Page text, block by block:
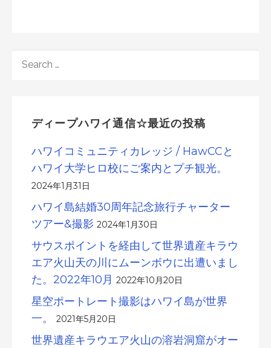
FOR:
ディープハワイ通信☆最近の投稿
ハワイコミュニティカレッジ / HawCCと
ハワイ大学ヒロ校にご案内とプチ観光。
2024年1月31日
ハワイ島結婚30周年記念旅行チャーター
ツアー&撮影 2024年1月30日
サウスポイントを経由して世界遺産キラウ
エア火山天の川にムーンボウに出遭いまし
た。2022年10月 2022年10月20日
星空ポートレート撮影はハワイ島が世界
一。
2021年5月20日
世界遺産キラウエア火山の溶岩洞窟がオー